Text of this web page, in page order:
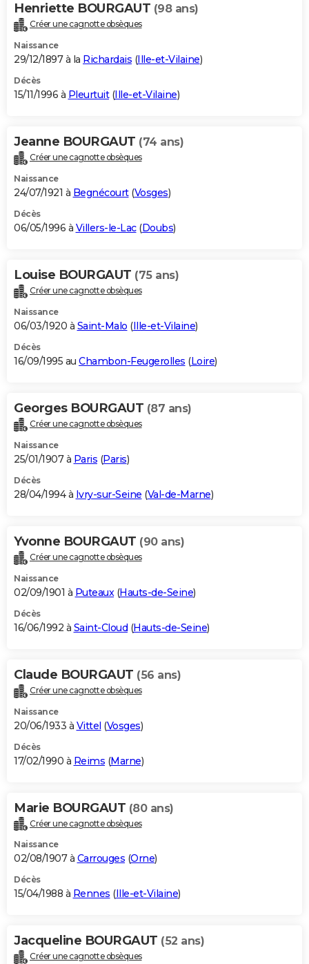
Henriette BOURGAUT (98 ans)
Créer une cagnotte obsèques
Naissance
29/12/1897 à la Richardais (Ille-et-Vilaine)
Décès
15/11/1996 à Pleurtuit(Ille-et-Vilaine)
Jeanne BOURGAUT (74 ans)
Créer une cagnotte obsèques
Naissance
24/07/1921 à Begnécourt(Vosges)
Décès
06/05/1996 à Villers-le-Lac(Doubs)
Louise BOURGAUT (75 ans)
Créer une cagnotte obsèques
Naissance
06/03/1920 à Saint-Malo (Ille-et-Vilaine)
Décès
16/09/1995 au Chambon-Feugerolles (Loire)
Georges BOURGAUT (87 ans)
Créer une cagnotte obsèques
Naissance
25/01/1907 à Paris (Paris)
Décès
28/04/1994 à Ivry-sur-Seine (Val-de-Marne)
Yvonne BOURGAUT (90 ans)
Créer une cagnotte obsèques
Naissance
02/09/1901 à Puteaux(Hauts-de-Seine)
Décès
16/06/1992 à Saint-Cloud (Hauts-de-Seine)
Claude BOURGAUT (56 ans)
Créer une cagnotte obsèques
Naissance
20/06/1933 à Vittel (Vosges)
Décès
17/02/1990 à Reims (Marne)
Marie BOURGAUT (80 ans)
Créer une cagnotte obsèques
Naissance
02/08/1907 à Carrouges (Orne)
Décès
15/04/1988 à Rennes (Ille-et-Vilaine)
Jacqueline BOURGAUT (52 ans)
Créer une cagnotte obsèques